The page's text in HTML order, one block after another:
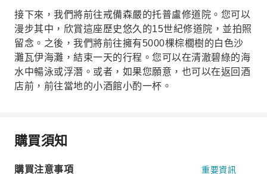
接下來，我們將前往戒備森嚴的托普盧修道院。您可以
漫步其中，欣賞這座歷史悠久的15世紀修道院，並拍照
留念。之後，我們將前往擁有5000棵棕櫚樹的白色沙
灘瓦伊海灘，結束一天的行程。您可以在清澈碧綠的海
水中暢泳或浮潛。或者，如果您願意，也可以在返回酒
店前，前往當地的小酒館小酌一杯。
購買須知
購買注意事項 重要資訊